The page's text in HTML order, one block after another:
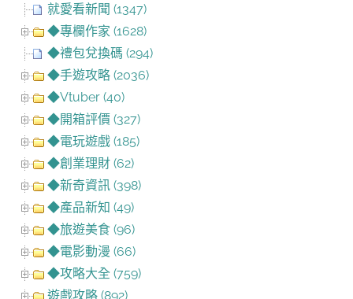
就愛看新聞 (1347)
◆專欄作家 (1628)
◆禮包兌換碼 (294)
◆手遊攻略 (2036)
◆Vtuber (40)
◆開箱評價 (327)
◆電玩遊戲 (185)
◆創業理財 (62)
◆新奇資訊 (398)
◆產品新知 (49)
◆旅遊美食 (96)
◆電影動漫 (66)
◆攻略大全 (759)
遊戲攻略 (892)